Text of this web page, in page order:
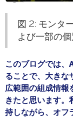
図 2: モンタ
よび一部の
このブログでは
ることで、大きな
広範囲の組成情報
きたと思います。
持しながら、オフ